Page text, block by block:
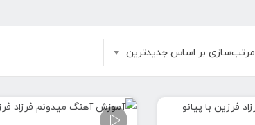
مرتب‌سازی بر اساس جدیدترین